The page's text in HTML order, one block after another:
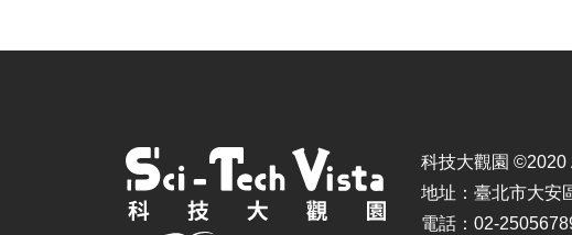
科技大觀園 ©2020
地址：臺北市大安
電話：02-